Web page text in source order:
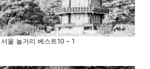
서울 놀거리 베스트10 – 1